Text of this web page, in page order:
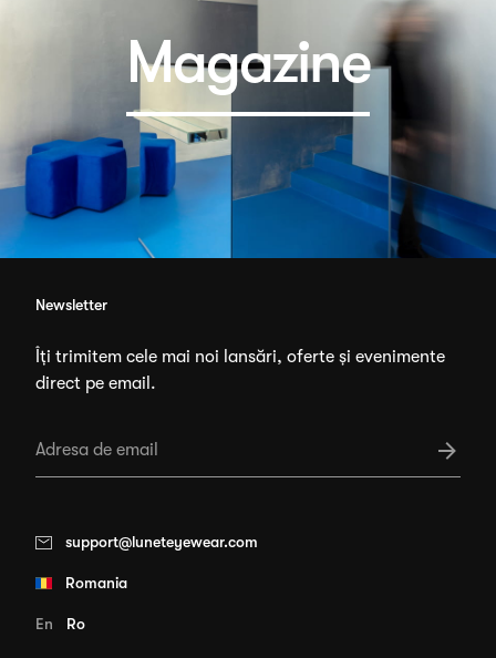
Magazine
Newsletter
Îți trimitem cele mai noi lansări, oferte și evenimente
direct pe email.
support@luneteyewear.com
Romania
En Ro